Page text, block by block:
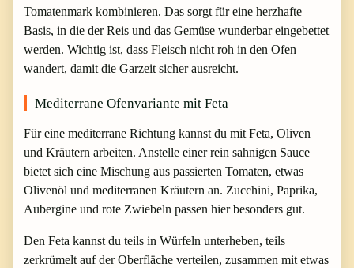
Tomatenmark kombinieren. Das sorgt für eine herzhafte
Basis, in die der Reis und das Gemüse wunderbar eingebettet
werden. Wichtig ist, dass Fleisch nicht roh in den Ofen
wandert, damit die Garzeit sicher ausreicht.
Mediterrane Ofenvariante mit Feta
Für eine mediterrane Richtung kannst du mit Feta, Oliven
und Kräutern arbeiten. Anstelle einer rein sahnigen Sauce
bietet sich eine Mischung aus passierten Tomaten, etwas
Olivenöl und mediterranen Kräutern an. Zucchini, Paprika,
Aubergine und rote Zwiebeln passen hier besonders gut.
Den Feta kannst du teils in Würfeln unterheben, teils
zerkrümelt auf der Oberfläche verteilen, zusammen mit etwas